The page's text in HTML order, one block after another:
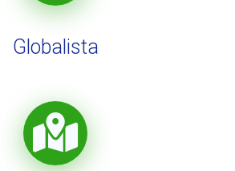
Globalista